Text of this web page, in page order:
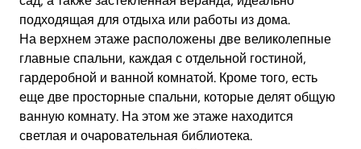
подходящая для отдыха или работы из дома.
На верхнем этаже расположены две великолепные
главные спальни, каждая с отдельной гостиной,
гардеробной и ванной комнатой. Кроме того, есть
еще две просторные спальни, которые делят общую
ванную комнату. На этом же этаже находится
светлая и очаровательная библиотека.